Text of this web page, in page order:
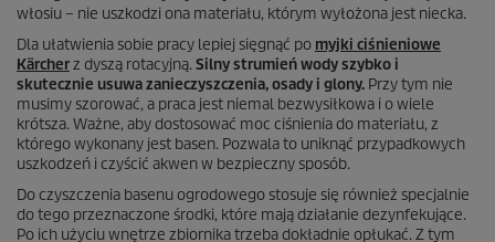
włosiu – nie uszkodzi ona materiału, którym wyłożona jest niecka.
Dla ułatwienia sobie pracy lepiej sięgnąć po myjki ciśnieniowe
Kärcherz dyszą rotacyjną.Silny strumień wody szybko i
skutecznie usuwa zanieczyszczenia, osady i glony. Przy tym nie
musimy szorować, a praca jest niemal bezwysiłkowa i o wiele
krótsza. Ważne, aby dostosować moc ciśnienia do materiału, z
którego wykonany jest basen. Pozwala to uniknąć przypadkowych
uszkodzeń i czyścić akwen w bezpieczny sposób.
Do czyszczenia basenu ogrodowego stosuje się również specjalnie
do tego przeznaczone środki, które mają działanie dezynfekujące.
Po ich użyciu wnętrze zbiornika trzeba dokładnie opłukać. Z tym